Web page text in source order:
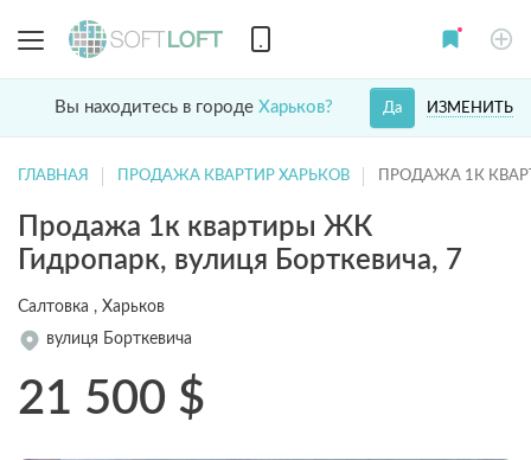
Вы находитесь в городе Харьков? ИЗМЕНИТЬ
Да
ГЛАВНАЯ ПРОДАЖА КВАРТИР ХАРЬКОВ ПРОДАЖА 1К
Продажа 1к квартиры ЖК
Гидропарк, вулиця Борткевича, 7
Салтовка , Харьков
вулиця Борткевича
21 500 $